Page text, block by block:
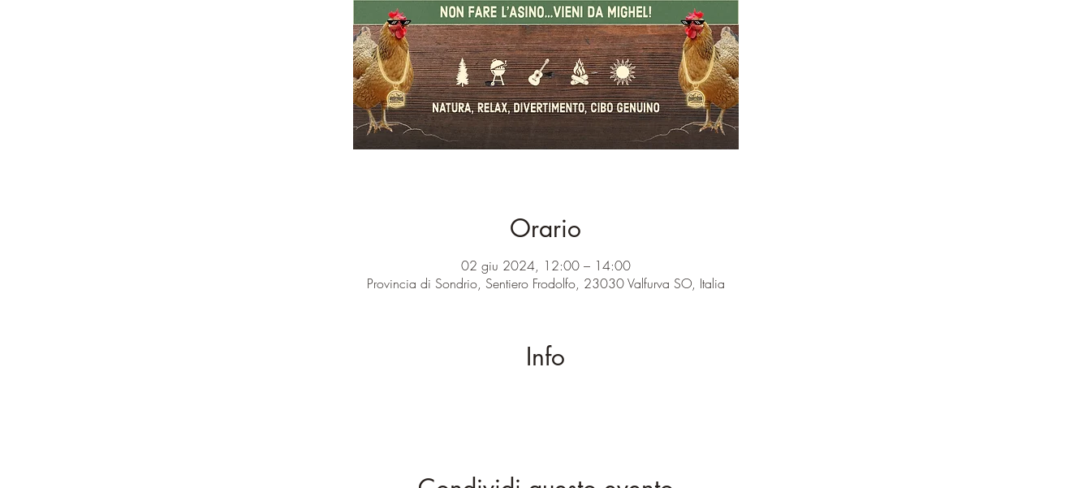
Orario
02 giu 2024, 12:00 – 14:00
Provincia di Sondrio, Sentiero Frodolfo, 23030 Valfurva SO, Italia
Info